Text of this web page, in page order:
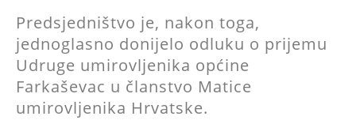
Predsjedništvo je, nakon toga,
jednoglasno donijelo odluku o prijemu
Udruge umirovljenika općine
Farkaševac u članstvo Matice
umirovljenika Hrvatske.